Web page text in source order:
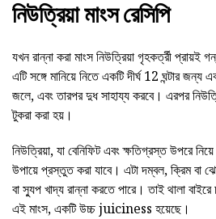
নিউত্রিয়া মাংস রেসিপি
যখন রান্না করা মাংস নিউত্রিয়া গৃহকর্ত্রী প্রায়ই
এটি সঙ্গে মানিয়ে নিতে একটি দীর্ঘ 12 ঘন্টার জন্য
জলে, এবং তারপর দুধ সাহায্য করবে। এরপর
টুকরা করা হয়।
নিউত্রিয়া, যা বেনিফিট এবং ক্ষতিগ্রস্ত উপরে
উপায়ে প্রস্তুত করা যাবে। এটা দম্বল, ক্রিম বা
বা স্যুপ খাদ্য রান্না করতে পারে। তাই থালা
এই মাংস, একটি উচ্চ juiciness হয়েছে।